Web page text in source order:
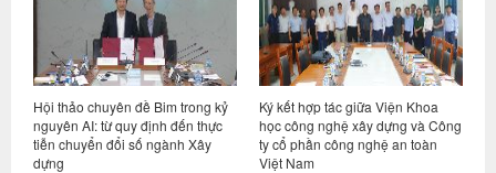
Hội thảo chuyên đề Bim trong kỷ
nguyên AI: từ quy định đến thực
tiễn chuyển đổi số ngành Xây
dựng
Ký kết hợp tác giữa Viện Khoa
học công nghệ xây dựng và Công
ty cổ phần công nghệ an toàn
Việt Nam